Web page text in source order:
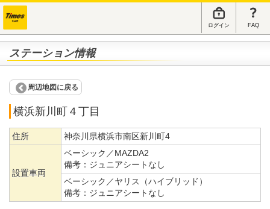
ログイン FAQ
ステーション情報
周辺地図に戻る
横浜新川町４丁目
住所 神奈川県横浜市南区新川町4
設置車両
ベーシック／MAZDA2
備考： ジュニアシートなし
ベーシック／ヤリス（ハイブリッド）
備考： ジュニアシートなし